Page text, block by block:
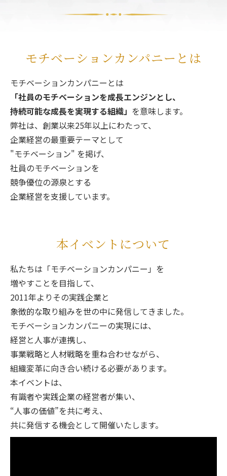
モチベーションカンパニーとは
モチベーションカンパニーとは
「社員のモチベーションを成長エンジンとし、
持続可能な成長を実現する組織」 を意味します。
弊社は、創業以来25年以上にわたって、
企業経営の最重要テーマとして
"モチベーション" を掲げ、
社員のモチベーションを
競争優位の源泉とする
企業経営を支援しています。
本イベントについて
私たちは「モチベーションカンパニー」を
増やすことを目指して、
2011年よりその実践企業と
象徴的な取り組みを世の中に発信してきました。
モチベーションカンパニーの実現には、
経営と人事が連携し、
事業戦略と人材戦略を重ね合わせながら、
組織変革に向き合い続ける必要があります。
本イベントは、
有識者や実践企業の経営者が集い、
“人事の価値”を共に考え、
共に発信する機会として開催いたします。